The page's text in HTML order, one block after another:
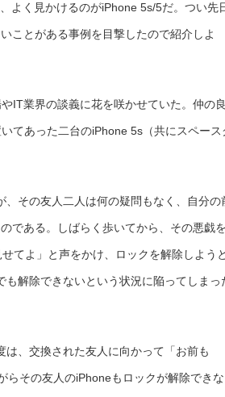
に
見
な
イ
ク
ザ
よく見かけるのがiPhone 5s/5だ。つい先
ことがある事例を目撃したので紹介しよ
IT業界の談義に花を咲かせていた。仲の
てあった二台のiPhone 5s（共にスペース
その友人二人は何の疑問もなく、自分の
である。しばらく歩いてから、その悪戯
てよ」と声をかけ、ロックを解除しよう
解除できないという状況に陥ってしまっ
は、交換された友人に向かって「お前も
その友人のiPhoneもロックが解除でき